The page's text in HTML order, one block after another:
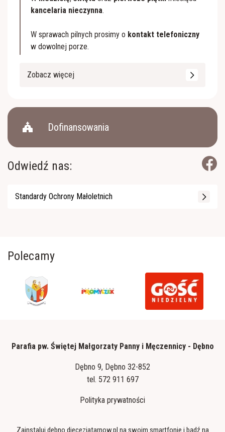
kancelaria nieczynna.
W sprawach pilnych prosimy o kontakt telefoniczny
w dowolnej porze.
Zobacz więcej
church Dofinansowania
Odwiedź nas:
Standardy Ochrony Małoletnich
Polecamy
Parafia pw. Świętej Małgorzaty Panny i Męczennicy - Dębno
Dębno 9, Dębno 32-852
tel. 572 911 697
Polityka prywatności
Zainstaluj debno.diecezjatarnow.pl na swoim smartfonie i bądź na